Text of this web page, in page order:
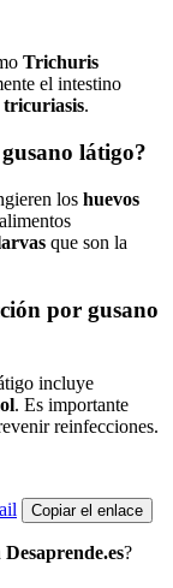
Trichuris
el intestino
tricuriasis.
látigo?
los huevos
que son la
por gusano
incluye
. Es importante
reinfecciones.
Copiar el enlace
Desaprende.es?